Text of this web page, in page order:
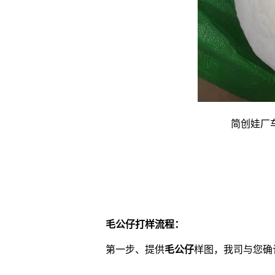
简创娃厂
毛公仔打样流程：
第一步、提供毛公仔样图，我司与您